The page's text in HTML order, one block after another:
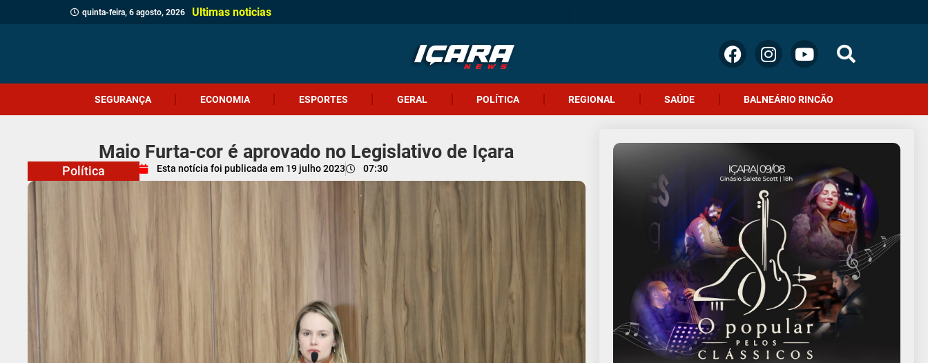
quinta-feira, 6 agosto, 2026 Ultimas noticias
SEGURANÇA ECONOMIA ESPORTES GERAL POLÍTICA REGIONAL SAÚDE BALNEÁRIO RINCÃO
Maio Furta-cor é aprovado no Legislativo de Içara
Política Esta notícia foi publicada em 19 julho 2023 07:30